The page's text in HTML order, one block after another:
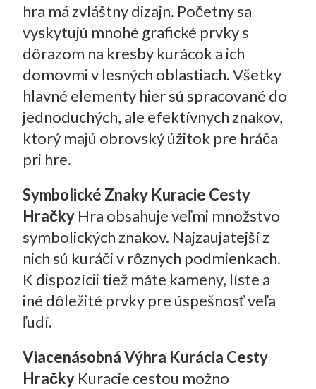
hra má zvláštny dizajn. Početny sa
vyskytujú mnohé grafické prvky s
dôrazom na kresby kurácok a ich
domovmi v lesných oblastiach. Všetky
hlavné elementy hier sú spracované do
jednoduchých, ale efektívnych znakov,
ktorý majú obrovský úžitok pre hráča
pri hre.
Symbolické Znaky Kuracie Cesty
Hračky Hra obsahuje veľmi množstvo
symbolických znakov. Najzaujatejší z
nich sú kuráči v rôznych podmienkach.
K dispozícii tiež máte kameny, líste a
iné dôležité prvky pre úspešnosť veľa
ľudí.
Viacenásobná Výhra Kurácia Cesty
Hračky Kuracie cestou možno